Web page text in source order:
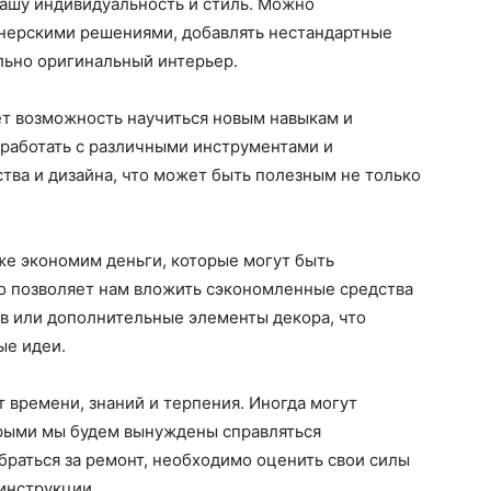
решениями, добавлять нестандартные
оригинальный интерьер.
возможность научиться новым навыкам и
с различными инструментами и
и дизайна, что может быть полезным не только
экономим деньги, которые могут быть
позволяет нам вложить сэкономленные средства
или дополнительные элементы декора, что
идеи.
знаний и терпения. Иногда могут
мы будем вынуждены справляться
за ремонт, необходимо оценить свои силы